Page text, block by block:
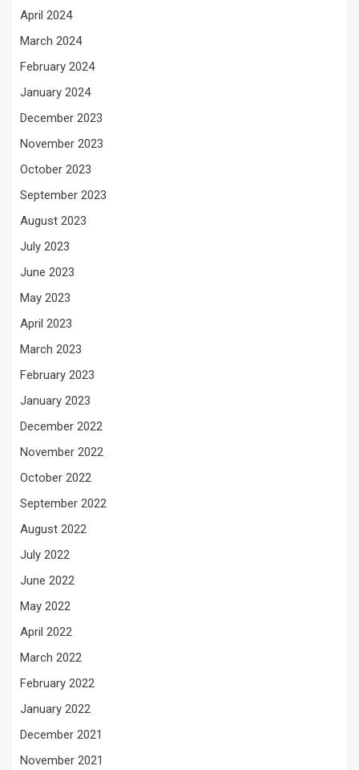
April 2024
March 2024
February 2024
January 2024
December 2023
November 2023
October 2023
September 2023
August 2023
July 2023
June 2023
May 2023
April 2023
March 2023
February 2023
January 2023
December 2022
November 2022
October 2022
September 2022
August 2022
July 2022
June 2022
May 2022
April 2022
March 2022
February 2022
January 2022
December 2021
November 2021